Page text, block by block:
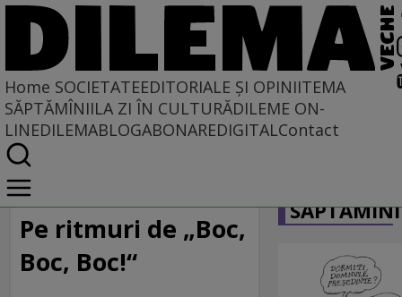
Home SOCIETATEEDITORIALE ȘI OPINIITEMA
SĂPTĂMÎNIILA ZI ÎN CULTURĂDILEME ON-
LINEDILEMABLOGABONAREDIGITALContact
Home
Societate
LA SINGULAR ȘI LA PLURAL
Pe ritmuri de „Boc,
Boc, Boc!“